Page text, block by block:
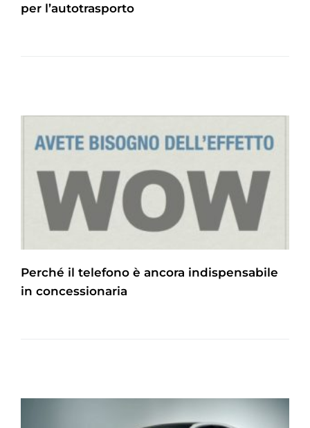
per l’autotrasporto
Perché il telefono è ancora indispensabile
in concessionaria